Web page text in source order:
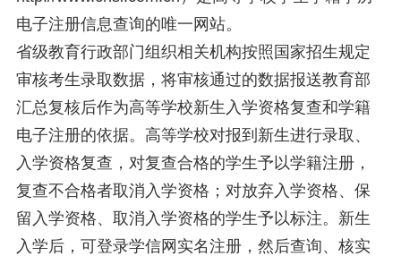
电子注册信息查询的唯一网站。
省级教育行政部门组织相关机构按照国家招生规定
审核考生录取数据，将审核通过的数据报送教育部
汇总复核后作为高等学校新生入学资格复查和学籍
电子注册的依据。高等学校对报到新生进行录取、
入学资格复查，对复查合格的学生予以学籍注册，
复查不合格者取消入学资格；对放弃入学资格、保
留入学资格、取消入学资格的学生予以标注。新生
入学后，可登录学信网实名注册，然后查询、核实